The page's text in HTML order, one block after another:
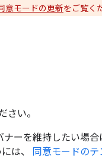
意モードの更新をご覧く
さい。
ナーを維持したい場
は、
同意モードの